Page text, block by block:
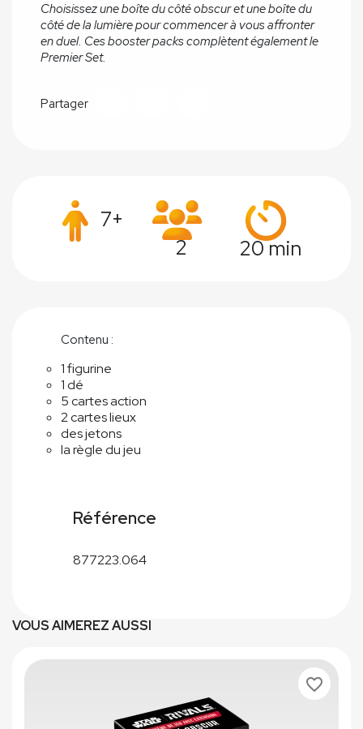
Choisissez une boîte du côté obscur et une boîte du
côté de la lumière pour commencer à vous affronter
en duel. Ces booster packs complètent également le
Premier Set.
Partager
7+
2
20 min
Contenu :
1 figurine
1 dé
5 cartes action
2 cartes lieux
des jetons
la règle du jeu
Référence
877223.064
VOUS AIMEREZ AUSSI
favorite_border